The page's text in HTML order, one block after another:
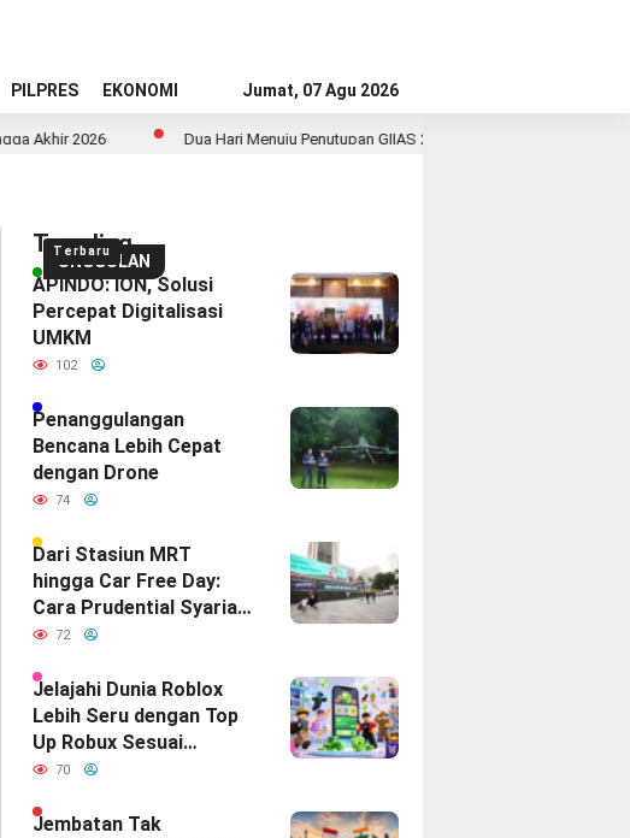
PILPRES EKONOMI Jumat, 07 Agu 2026
Dua Hari Menuju Penutupan GIIAS 2026, Sudah Siap Wujudkan Mobil Impian
UNGGULAN
Terbaru
Trending
APINDO: ION, Solusi
Percepat Digitalisasi
UMKM
102
Penanggulangan
Bencana Lebih Cepat
dengan Drone
74
Dari Stasiun MRT
hingga Car Free Day:
Cara Prudential Syariah
Merayakan yang Nomor
Indonesia
72
Jelajahi Dunia Roblox
Lebih Seru dengan Top
Up Robux Sesuai
Kebutuhan
70
Jembatan Tak